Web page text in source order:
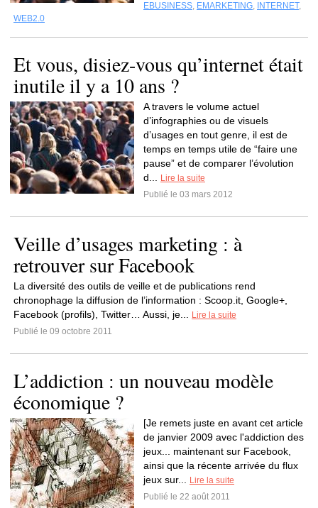
EBUSINESS, EMARKETING, INTERNET,
WEB2.0
Et vous, disiez-vous qu’internet était
inutile il y a 10 ans ?
A travers le volume actuel
d’infographies ou de visuels
d’usages en tout genre, il est de
temps en temps utile de “faire une
pause” et de comparer l’évolution
d...
Lire la suite
Publié le 03 mars 2012
Veille d’usages marketing : à
retrouver sur Facebook
La diversité des outils de veille et de publications rend
chronophage la diffusion de l’information : Scoop.it, Google+,
Facebook (profils), Twitter… Aussi, je...
Lire la suite
Publié le 09 octobre 2011
L’addiction : un nouveau modèle
économique ?
[Je remets juste en avant cet article
de janvier 2009 avec l'addiction des
jeux... maintenant sur Facebook,
ainsi que la récente arrivée du flux
jeux sur...
Lire la suite
Publié le 22 août 2011